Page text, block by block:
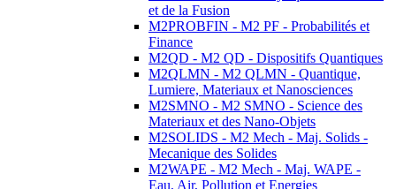
et de la Fusion
M2PROBFIN - M2 PF - Probabilités et
Finance
M2QD - M2 QD - Dispositifs Quantiques
M2QLMN - M2 QLMN - Quantique,
Lumiere, Materiaux et Nanosciences
M2SMNO - M2 SMNO - Science des
Materiaux et des Nano-Objets
M2SOLIDS - M2 Mech - Maj. Solids -
Mecanique des Solides
M2WAPE - M2 Mech - Maj. WAPE -
Eau, Air, Pollution et Energies